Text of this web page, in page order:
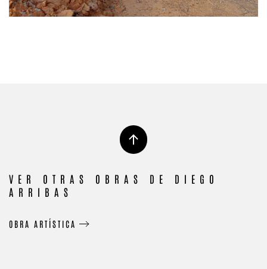
VER OTRAS OBRAS DE DIEGO
ARRIBAS
OBRA ARTÍSTICA